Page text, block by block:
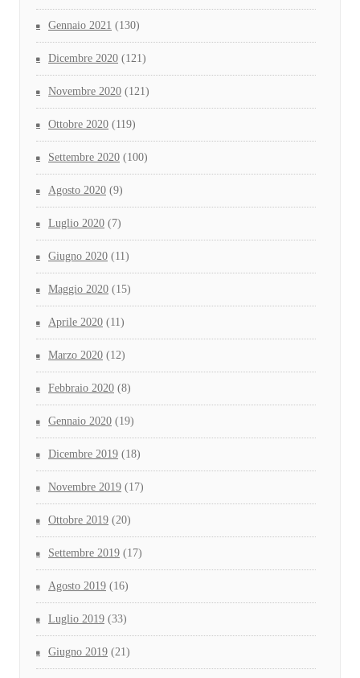
Gennaio 2021 (130)
Dicembre 2020 (121)
Novembre 2020 (121)
Ottobre 2020 (119)
Settembre 2020 (100)
Agosto 2020 (9)
Luglio 2020 (7)
Giugno 2020 (11)
Maggio 2020 (15)
Aprile 2020 (11)
Marzo 2020 (12)
Febbraio 2020 (8)
Gennaio 2020 (19)
Dicembre 2019 (18)
Novembre 2019 (17)
Ottobre 2019 (20)
Settembre 2019 (17)
Agosto 2019 (16)
Luglio 2019 (33)
Giugno 2019 (21)